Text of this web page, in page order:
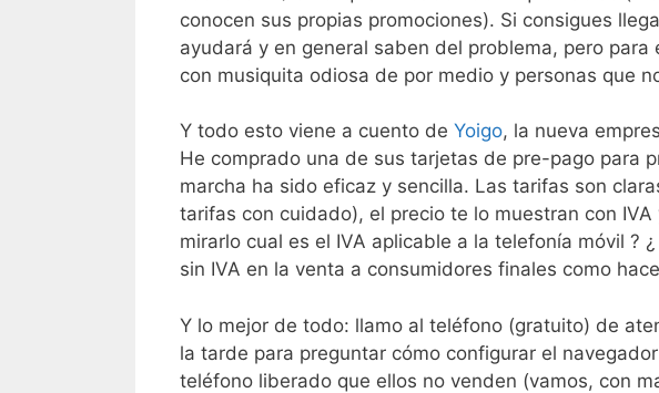
conocen sus propias promociones). Si consigues
ayudará y en general saben del problema, pero
con musiquita odiosa de por medio y personas que
Y todo esto viene a cuento de Yoigo, la nueva
He comprado una de sus tarjetas de pre-pago para
marcha ha sido eficaz y sencilla. Las tarifas son
tarifas con cuidado), el precio te lo muestran con
mirarlo cual es el IVA aplicable a la telefonía móvil ?
sin IVA en la venta a consumidores finales como
Y lo mejor de todo: llamo al teléfono (gratuito) de
la tarde para preguntar cómo configurar el
teléfono liberado que ellos no venden (vamos, con